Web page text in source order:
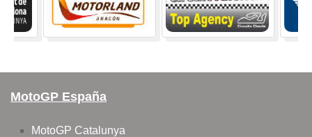
MotoGP España
MotoGP Catalunya